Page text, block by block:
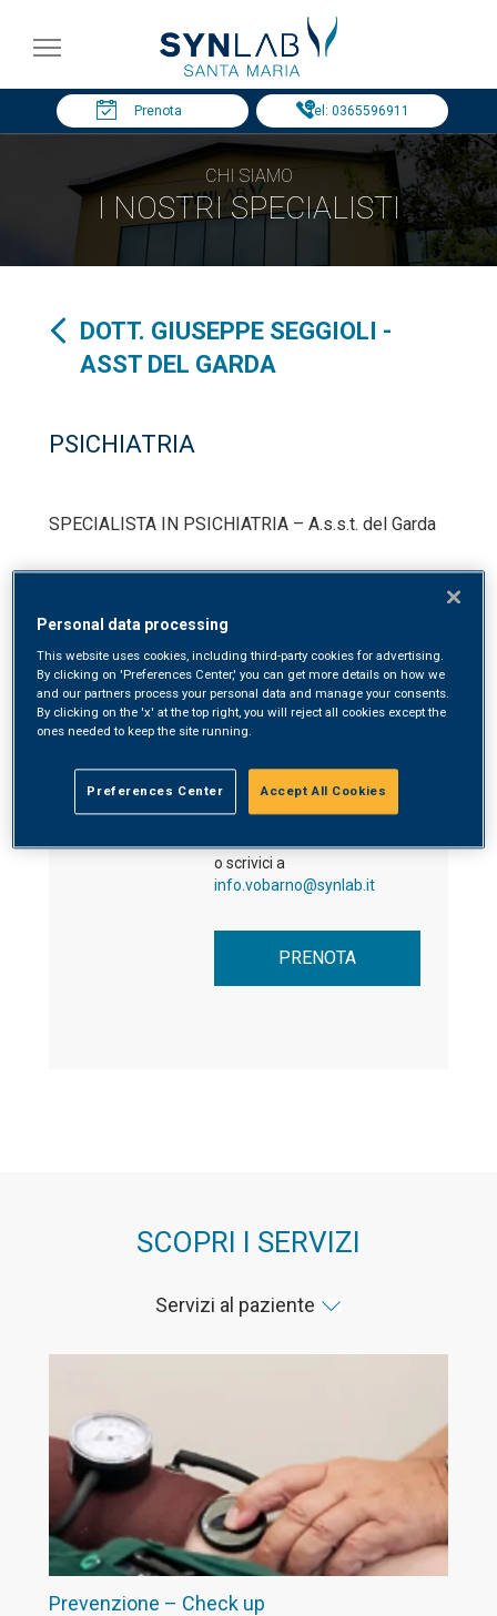
Prenota Tel: 0365596911
CHI SIAMO
I NOSTRI SPECIALISTI
DOTT. GIUSEPPE SEGGIOLI -
ASST DEL GARDA
PSICHIATRIA
SPECIALISTA IN PSICHIATRIA – A.s.s.t. del Garda
STRUTTURA DI RIFERIMENTO
SYNLAB SANTA MARIA
Via Provinciale 77/E
25079 - Vobarno (BS)
o scrivici a
info.vobarno@synlab.it
PRENOTA
SCOPRI I SERVIZI
Servizi al paziente
Prevenzione – Check up
Personal data processing
This website uses cookies, including third-party cookies for advertising.
By clicking on 'Preferences Center,' you can get more details on how we
and our partners process your personal data and manage your consents.
By clicking on the 'x' at the top right, you will reject all cookies except the
ones needed to keep the site running.
Preferences Center Accept All Cookies